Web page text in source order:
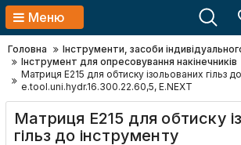
Меню
Головна
Інструменти, засоби
Інструмент для опресовування накінечників
Матриця Е215 для обтиску ізольованих гільз
e.tool.uni.hydr.16.300.22.60,5, E.NEXT
Матриця Е215 для обтиску
гільз до інструменту